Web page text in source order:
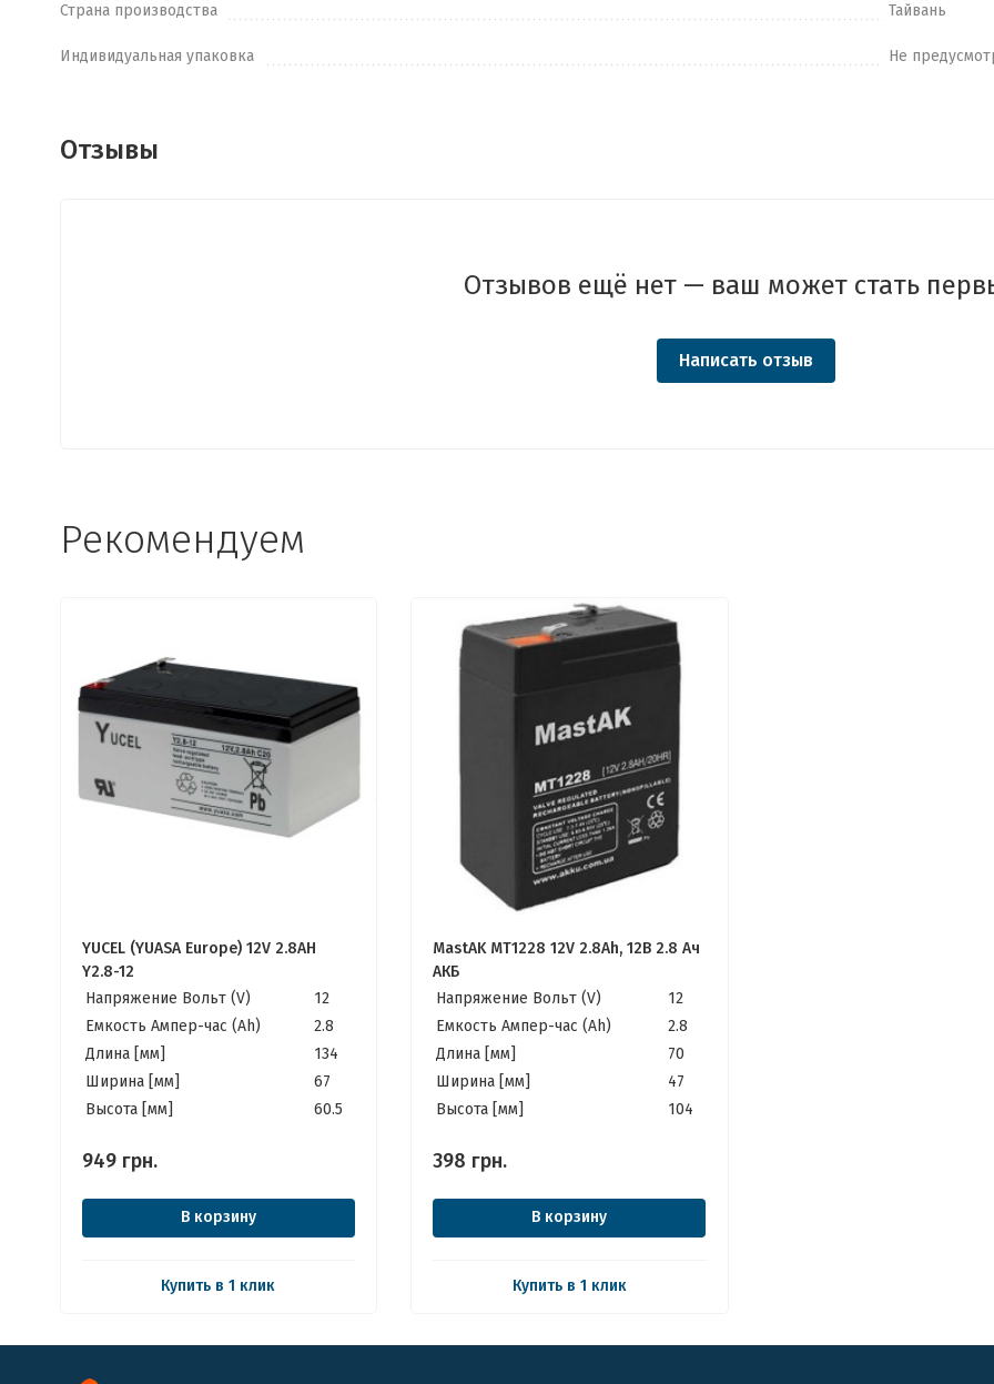
Страна производства Тайвань
Индивидуальная упаковка Не
Отзывы
Отзывов ещё нет — ваш может стать
Написать отзыв
Рекомендуем
YUCEL (YUASA Europe) 12V 2.8AH
Y2.8-12
Напряжение Вольт (V)
12
Емкость Ампер-час (Ah)
2.8
Длина [мм]
134
Ширина [мм]
67
Высота [мм]
60.5
949 грн.
В корзину
Купить в 1 клик
MastAK MT1228 12V 2.8Ah, 12В 2.8 Ач
АКБ
Напряжение Вольт (V)
12
Емкость Ампер-час (Ah)
2.8
Длина [мм]
70
Ширина [мм]
47
Высота [мм]
104
398 грн.
В корзину
Купить в 1 клик